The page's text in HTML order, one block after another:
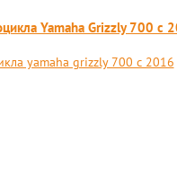
Yamaha Grizzly 700 c
yamaha grizzly 700 c 2016